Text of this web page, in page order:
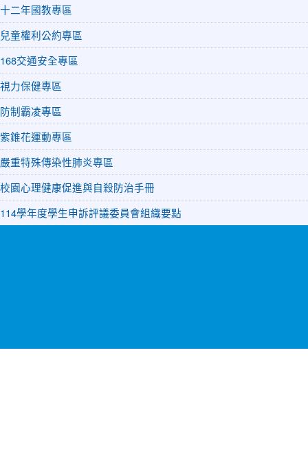
十二年國教專區
兒童權利公約專區
168交通安全專區
視力保健專區
防制霸凌專區
紫錐花運動專區
嚴重特殊傳染性肺炎專區
校園心理健康促進與自殺防治手冊
114學年度學生申訴評議委員會組織要點